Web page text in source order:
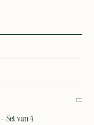
Set van 4